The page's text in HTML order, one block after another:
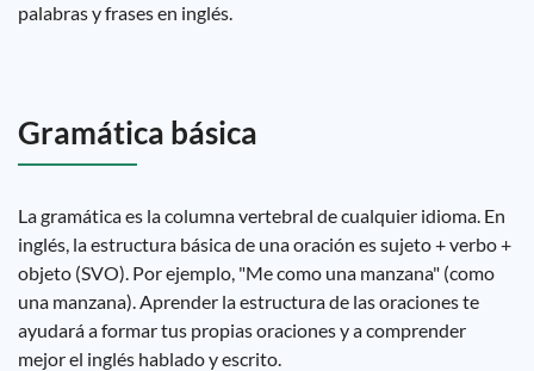
palabras y frases en inglés.
Gramática básica
La gramática es la columna vertebral de cualquier idioma. En
inglés, la estructura básica de una oración es sujeto + verbo +
objeto (SVO). Por ejemplo, "Me como una manzana" (como
una manzana). Aprender la estructura de las oraciones te
ayudará a formar tus propias oraciones y a comprender
mejor el inglés hablado y escrito.